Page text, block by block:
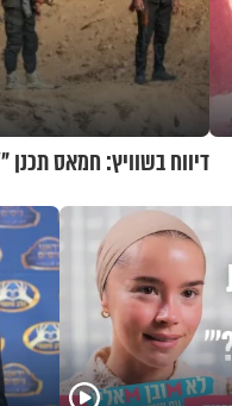
דיווח בשוויץ: חמאס תכנן "7 באוקטובר שני" באירופה